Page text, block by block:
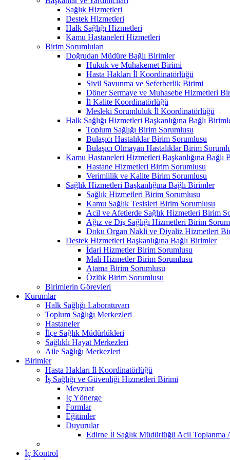
Sağlık Hizmetleri
Destek Hizmetleri
Halk Sağlığı Hizmetleri
Kamu Hastaneleri Hizmetleri
Birim Sorumluları
Doğrudan Müdüre Bağlı Birimler
Hukuk ve Muhakemet Birimi
Hasta Hakları İl Koordinatörlüğü
Sivil Savunma ve Seferberlik Birimi
Döner Sermaye ve Muhasebe Hizmetleri
İl Kalite Koordinatörlüğü
Mesleki Sorumluluk İl Koordinatörlüğü
Halk Sağlığı Hizmetleri Başkanlığına Bağlı
Toplum Sağlığı Birim Sorumlusu
Bulaşıcı Hastalıklar Birim Sorumlusu
Bulaşıcı Olmayan Hastalıklar Birim
Kamu Hastaneleri Hizmetleri Başkanlığına Bağlı
Hastane Hizmetleri Birim Sorumlusu
Verimlilik ve Kalite Birim Sorumlusu
Sağlık Hizmetleri Başkanlığına Bağlı Birimler
Sağlık Hizmetleri Birim Sorumlusu
Kamu Sağlık Tesisleri Birim Sorumlusu
Acil ve Afetlerde Sağlık Hizmetleri Birim
Ağız ve Diş Sağlığı Hizmetleri Birim
Doku Organ Nakli ve Diyaliz Hizmetleri
Destek Hizmetleri Başkanlığına Bağlı Birimler
İdari Hizmetler Birim Sorumlusu
Mali Hizmetler Birim Sorumlusu
Atama Birim Sorumlusu
Özlük Birim Sorumlusu
Birimlerin Görevleri
Kurumlar
Halk Sağlığı Laboratuvarı
Toplum Sağlığı Merkezleri
Hastaneler
İlçe Sağlık Müdürlükleri
Sağlıklı Hayat Merkezleri
Aile Sağlığı Merkezleri
Birimler
Hasta Hakları İl Koordinatörlüğü
İş Sağlığı ve Güvenliği Hizmetleri Birimi
Mevzuat
İç Yönerge
Formlar
Eğitimler
Duyurular
Edirne İl Sağlık Müdürlüğü Acil Toplanma
İç Kontrol